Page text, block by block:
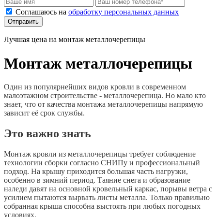
Соглашаюсь на обработку персональных данных
Отправить
Лучшая цена на монтаж металлочерепицы
Монтаж металлочерепицы
Один из популярнейших видов кровли в современном
малоэтажном строительстве - металлочерепица. Но мало кто
знает, что от качества монтажа металлочерепицы напрямую
зависит её срок службы.
Это важно знать
Монтаж кровли из металлочерепицы требует соблюдение
технологии сборки согласно СНИПу и профессиональный
подход. На крышу приходится большая часть нагрузки,
особенно в зимний период. Таяние снега и образование
наледи давят на основной кровельный каркас, порывы ветра с
усилием пытаются вырвать листы металла. Только правильно
собранная крыша способна выстоять при любых погодных
условиях.